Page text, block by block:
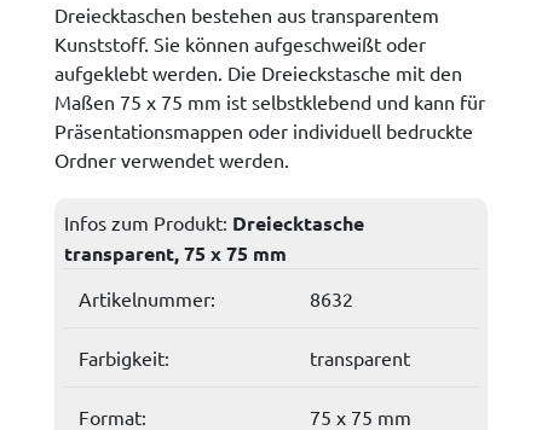
Dreiecktaschen bestehen aus transparentem
Kunststoff. Sie können aufgeschweißt oder
aufgeklebt werden. Die Dreieckstasche mit den
Maßen 75 x 75 mm ist selbstklebend und kann für
Präsentationsmappen oder individuell bedruckte
Ordner verwendet werden.
Infos zum Produkt: Dreiecktasche
transparent, 75 x 75 mm
Artikelnummer: 8632
Farbigkeit: transparent
Format: 75 x 75 mm